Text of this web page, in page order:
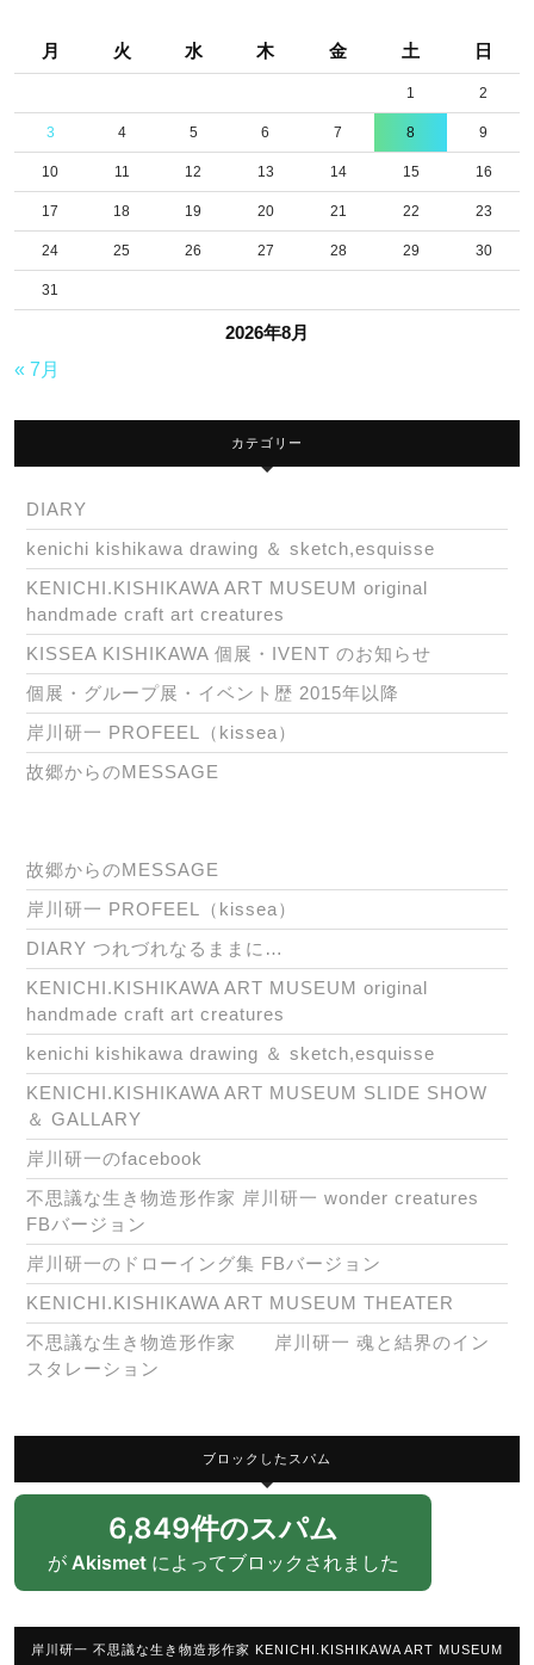
ガ
イ
出
現….
♣：
カ
メ
2026年8月
月 火 水 木 金 土 日
1 2
3 4 5 6 7 8 9
10 11 12 13 14 15 16
17 18 19 20 21 22 23
24 25 26 27 28 29 30
31
« 7月
カテゴリー
DIARY
kenichi kishikawa drawing ＆ sketch,esquisse
KENICHI.KISHIKAWA ART MUSEUM original
handmade craft art creatures
KISSEA KISHIKAWA 個展・IVENT のお知らせ
個展・グループ展・イベント歴 2015年以降
岸川研一 PROFEEL（kissea）
故郷からのMESSAGE
故郷からのMESSAGE
岸川研一 PROFEEL（kissea）
DIARY つれづれなるままに…
KENICHI.KISHIKAWA ART MUSEUM original
handmade craft art creatures
kenichi kishikawa drawing ＆ sketch,esquisse
KENICHI.KISHIKAWA ART MUSEUM SLIDE SHOW
＆ GALLARY
岸川研一のfacebook
不思議な生き物造形作家 岸川研一 wonder creatures
FBバージョン
岸川研一のドローイング集 FBバージョン
KENICHI.KISHIKAWA ART MUSEUM THEATER
不思議な生き物造形作家 岸川研一 魂と結界のイン
スタレーション
ブロックしたスパム
6,849件のスパム
が Akismetによってブロックされました
岸川研一 不思議な生き物造形作家 KENICHI.KISHIKAWA ART MUSEUM